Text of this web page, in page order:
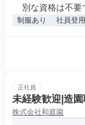
別な資格は不要
制服あり 社員登
正社員
未経験歓迎|造園
株式会社和庭園